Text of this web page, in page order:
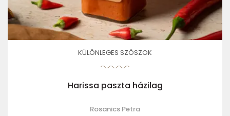
KÜLÖNLEGES SZÓSZOK
Harissa paszta házilag
Rosanics Petra